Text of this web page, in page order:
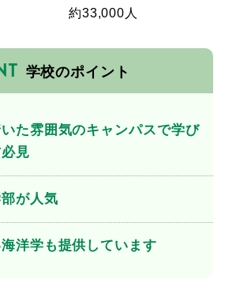
約33,000人
学校のポイント
た雰囲気のキャンパスで学び
見
が人気
洋学も提供しています